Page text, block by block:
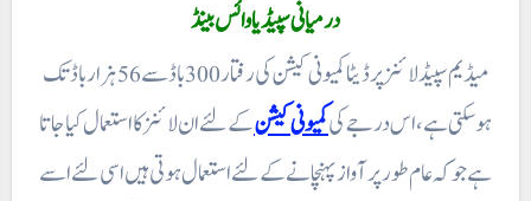
درمیانی سپیڈ یا وائس بینڈ
میڈیم سپیڈ لائنز پر ڈیٹا کمیونی کیشن کی رفتار 300 باڈ سے 56 ہزار باڈ تک
ہو سکتی ہے، اس درجے کیکمیونی کیشنکے لئے ان لائنز کا استعمال کیا جاتا
ہے جو کہ عام طور پر آواز پہنچانے کے لئے استعمال ہوتی ہیں اسی لئے اسے